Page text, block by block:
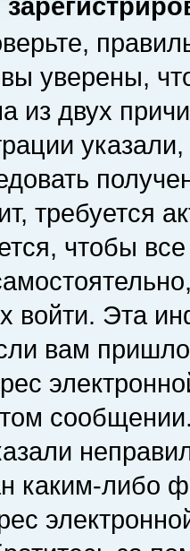
уверены,
из двух
требуется
чтобы
войти. Эта
вам
каким-либо